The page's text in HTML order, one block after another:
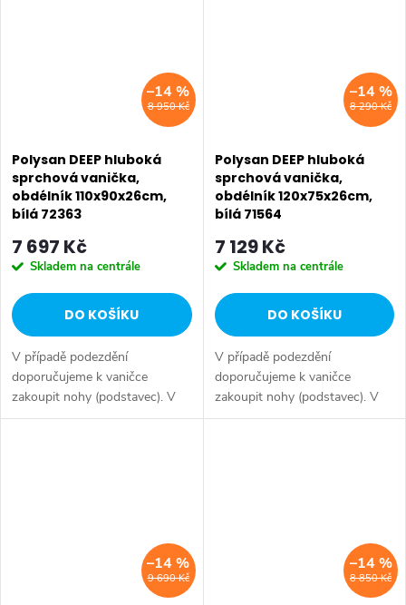
8 950 Kč
–14 %
Polysan DEEP hluboká
sprchová vanička,
obdélník 110x90x26cm,
bílá 72363
7 697 Kč
Skladem na centrále
DO KOŠÍKU
V případě podezdění
doporučujeme k vaničce
zakoupit nohy (podstavec). V
případě instalace s obkladovým
8 290 Kč
–14 %
Polysan DEEP hluboká
sprchová vanička,
obdélník 120x75x26cm,
bílá 71564
7 129 Kč
Skladem na centrále
DO KOŠÍKU
V případě podezdění
doporučujeme k vaničce
zakoupit nohy (podstavec). V
případě instalace s obkladovým
9 690 Kč
–14 %
8 850 Kč
–14 %